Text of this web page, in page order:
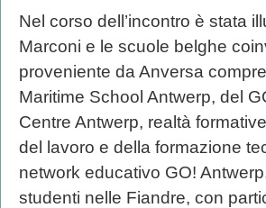
Nel corso dell’incontro è stata
Marconi e le scuole belghe
proveniente da Anversa
Maritime School Antwerp, del
Centre Antwerp, realtà
del lavoro e della formazione
network educativo GO!
studenti nelle Fiandre, con